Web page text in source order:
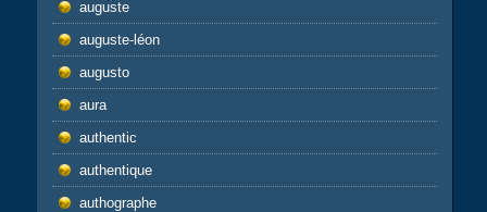
auguste
auguste-léon
augusto
aura
authentic
authentique
authographe